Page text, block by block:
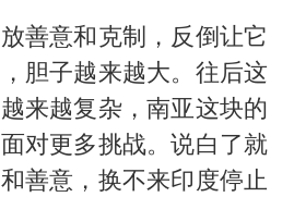
善意和克制，反倒让它
胆子越来越大。往后这
来越复杂，南亚这块的
对更多挑战。说白了就
善意，换不来印度停止